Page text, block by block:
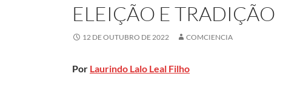
ELEIÇÃO E TRADIÇÃO
12 DE OUTUBRO DE 2022 COMCIENCIA
Por Laurindo Lalo Leal Filho